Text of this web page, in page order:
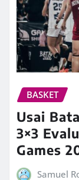
BASKET
Usai
3×3
Games
Samuel